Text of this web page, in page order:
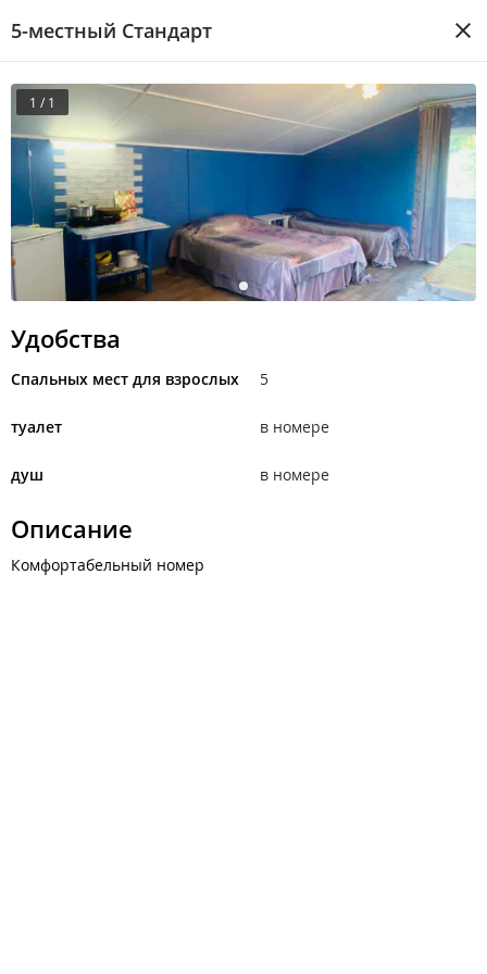
5-местный Стандарт
1 / 1
Удобства
Спальных мест для взрослых 5
туалет в номере
душ в номере
Описание
Комфортабельный номер